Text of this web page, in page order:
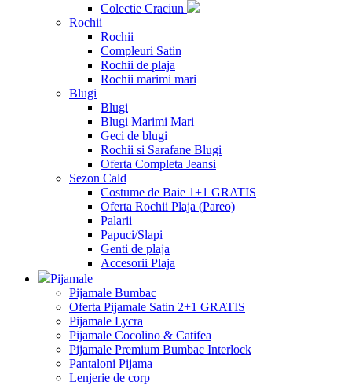
Colectie Craciun
Rochii
Rochii
Compleuri Satin
Rochii de plaja
Rochii marimi mari
Blugi
Blugi
Blugi Marimi Mari
Geci de blugi
Rochii si Sarafane Blugi
Oferta Completa Jeansi
Sezon Cald
Costume de Baie 1+1 GRATIS
Oferta Rochii Plaja (Pareo)
Palarii
Papuci/Slapi
Genti de plaja
Accesorii Plaja
Pijamale
Pijamale Bumbac
Oferta Pijamale Satin 2+1 GRATIS
Pijamale Lycra
Pijamale Cocolino & Catifea
Pijamale Premium Bumbac Interlock
Pantaloni Pijama
Lenjerie de corp